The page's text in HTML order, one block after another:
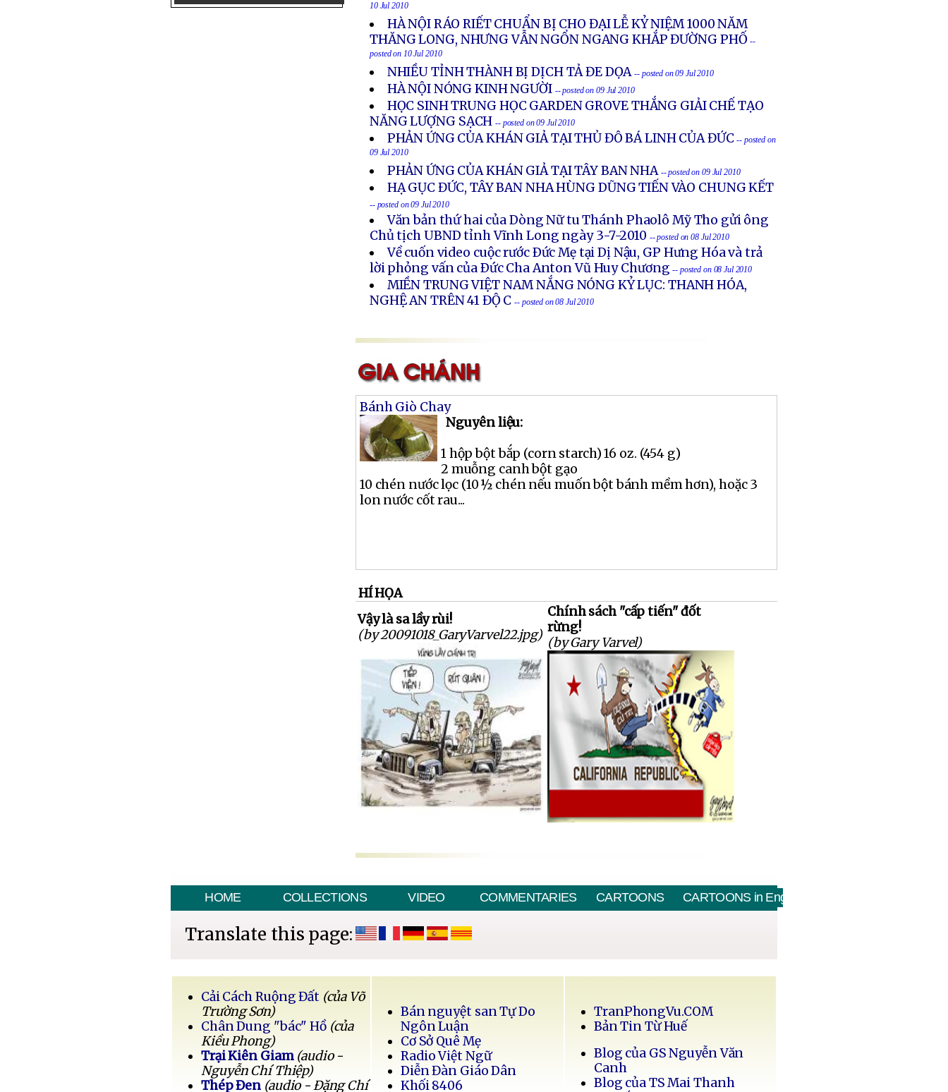
10 Jul 2010
HÀ NỘI RÁO RIẾT CHUẨN BỊ CHO ĐẠI LỄ KỶ NIỆM 1000 NĂM
THĂNG LONG, NHƯNG VẪN NGỔN NGANG KHẮP ĐƯỜNG PHỐ--
posted on 10 Jul 2010
NHIỀU TỈNH THÀNH BỊ DỊCH TẢ ĐE DỌA -- posted on 09 Jul 2010
HÀ NỘI NÓNG KINH NGƯỜI -- posted on 09 Jul 2010
HỌC SINH TRUNG HỌC GARDEN GROVE THẮNG GIẢI CHẾ TẠO
NĂNG LƯỢNG SẠCH -- posted on 09 Jul 2010
PHẢN ỨNG CỦA KHÁN GIẢ TẠI THỦ ĐÔ BÁ LINH CỦA ĐỨC -- posted on
09 Jul 2010
PHẢN ỨNG CỦA KHÁN GIẢ TẠI TÂY BAN NHA -- posted on 09 Jul 2010
HẠ GỤC ĐỨC, TÂY BAN NHA HÙNG DŨNG TIẾN VÀO CHUNG KẾT
-- posted on 09 Jul 2010
Văn bản thứ hai của Dòng Nữ tu Thánh Phaolô Mỹ Tho gửi ông
Chủ tịch UBND tỉnh Vĩnh Long ngày 3-7-2010 -- posted on 08 Jul 2010
Về cuốn video cuộc rước Ðức Mẹ tại Dị Nậu, GP Hưng Hóa và trả
lời phỏng vấn của Ðức Cha Anton Vũ Huy Chương-- posted on 08 Jul 2010
MIỀN TRUNG VIỆT NAM NẮNG NÓNG KỶ LỤC: THANH HÓA,
NGHỆ AN TRÊN 41 ĐỘ C -- posted on 08 Jul 2010
Bánh Giò Chay
Nguyên liệu:
1 hộp bột bắp (corn starch) 16 oz. (454 g)
2 muỗng canh bột gạo
10 chén nước lọc (10 ½ chén nếu muốn bột bánh mềm hơn), hoặc 3
lon nước cốt rau...
HÍ HỌA
Vậy là sa lầy rùi!
(by 20091018_GaryVarvel22.jpg)
Chính sách "cấp tiến" đốt
rừng!
(by Gary Varvel)
HOME COLLECTIONS VIDEO COMMENTARIES CARTOONS CARTOONS in English
Translate this page:
Cải Cách Ruộng Đất (của Võ
Trường Sơn)
Chân Dung "bác" Hồ (của
Kiều Phong)
Trại Kiên Giam (audio -
Nguyễn Chí Thiệp)
Thép Đen (audio - Đặng Chí
Bán nguyệt san Tự Do
Ngôn Luận
Cơ Sở Quê Mẹ
Radio Việt Ngữ
Diễn Đàn Giáo Dân
Khối 8406
TranPhongVu.COM
Bản Tin Từ Huế
Blog của GS Nguyễn Văn
Canh
Blog của TS Mai Thanh